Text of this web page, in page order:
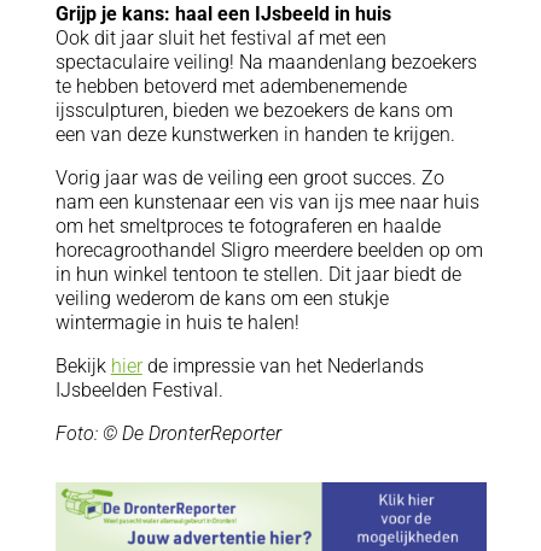
Grijp je kans: haal een IJsbeeld in huis
Ook dit jaar sluit het festival af met een
spectaculaire veiling! Na maandenlang bezoekers
te hebben betoverd met adembenemende
ijssculpturen, bieden we bezoekers de kans om
een van deze kunstwerken in handen te krijgen.
Vorig jaar was de veiling een groot succes. Zo
nam een kunstenaar een vis van ijs mee naar huis
om het smeltproces te fotograferen en haalde
horecagroothandel Sligro meerdere beelden op om
in hun winkel tentoon te stellen. Dit jaar biedt de
veiling wederom de kans om een stukje
wintermagie in huis te halen!
Bekijk hierde impressie van het Nederlands
IJsbeelden Festival.
Foto: © De DronterReporter